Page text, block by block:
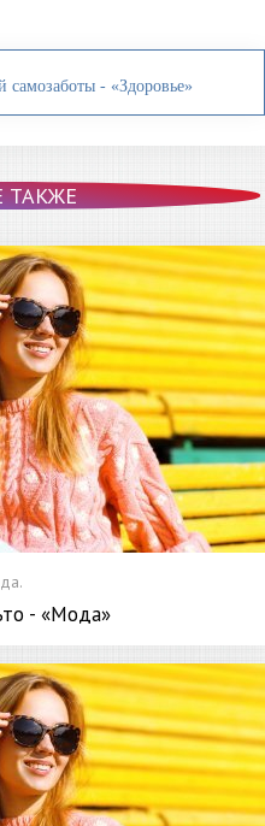
самозаботы - «Здоровье»
ТАКЖЕ
- «Мода»